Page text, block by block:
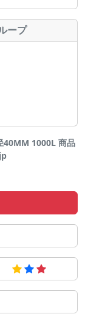
ープ
40MM 1000L 商品